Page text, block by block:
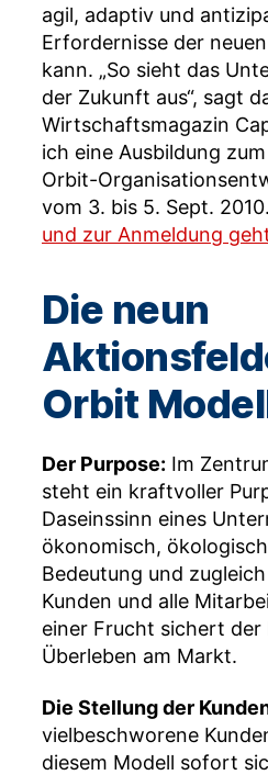
agil, adaptiv und
Erfordernisse der
kann. „So sieht das
der Zukunft aus“, sagt
Wirtschaftsmagazin
ich eine Ausbildung
Orbit-
vom 3. bis 5. Sept. 2010.
und zur Anmeldung
Die neun
Orbit
Der Purpose: Im
steht ein kraftvoller
Daseinssinn eines
ökonomisch,
Bedeutung und
Kunden und alle
einer Frucht sichert der
Überleben am Markt.
Die Stellung der
vielbeschworene
diesem Modell sofort